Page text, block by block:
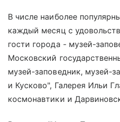
В числе наиболее
каждый месяц с
гости города - музей-
Московский
музей-заповедник, музей-
и Кусково", Галерея Ильи
космонавтики и